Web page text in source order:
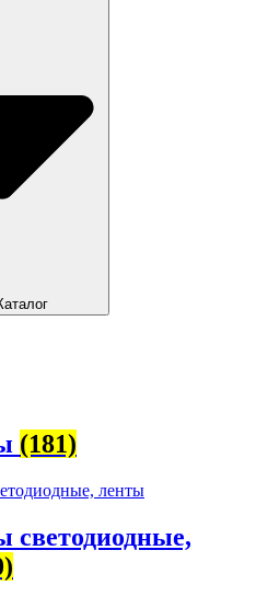
(181)
светодиодные,